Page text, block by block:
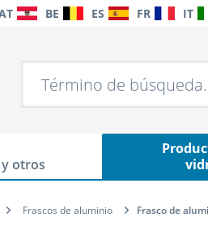
BE ES FR IT
otros
Frascos de aluminio Frasco de